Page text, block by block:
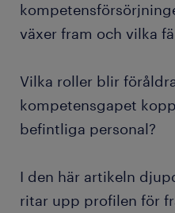
växer fram och vilka
Vilka roller blir
kompetensgapet
befintliga personal?
I den här artikeln
ritar upp profilen för